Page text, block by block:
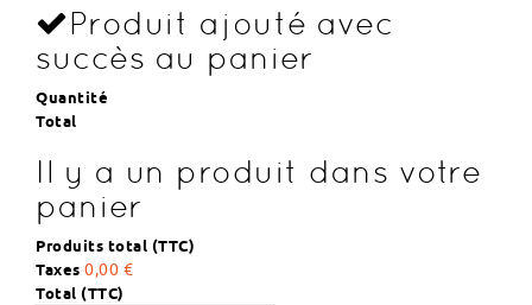
Produit ajouté avec
succès au panier
Quantité
Total
Il y a un produit dans votre
panier
Produits total (TTC)
Taxes 0,00 €
Total (TTC)